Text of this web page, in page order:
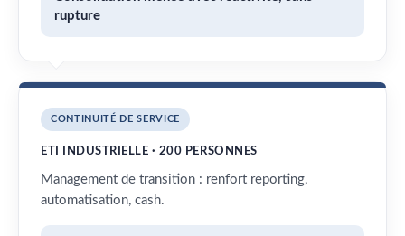
rupture
CONTINUITÉ DE SERVICE
ETI INDUSTRIELLE · 200 PERSONNES
Management de transition : renfort reporting,
automatisation, cash.